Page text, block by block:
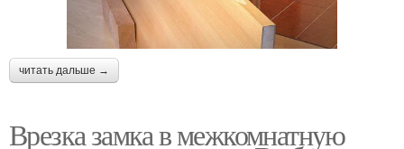
читать дальше →
Врезка замка в межкомнатную